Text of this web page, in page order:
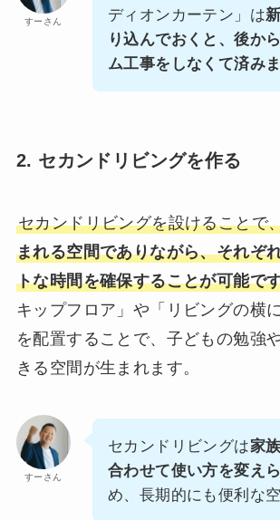
すーさん
ディオンカーテン」は
り込んでおくと、後か
ム工事をしなくて済みま
2. セカンドリビングを作る
セカンドリビングを設けることで
まれる空間でありながら、それぞ
トな時間を確保することが可能で
キップフロア」や「リビングの横
を配置することで、子どもの勉強
きる空間が生まれます。
すーさん
セカンドリビングは家
合わせて使い方を変え
め、長期的にも便利な空